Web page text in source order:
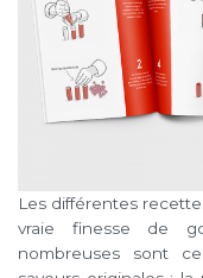
Les différentes
vraie finesse de
nombreuses sont